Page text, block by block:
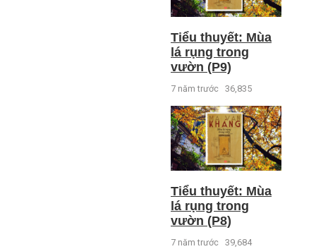
Tiểu thuyết: Mùa
lá rụng trong
vườn (P9)
7 năm trước 36,835
Tiểu thuyết: Mùa
lá rụng trong
vườn (P8)
7 năm trước 39,684